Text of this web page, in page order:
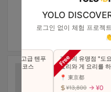
YOLO
로그인 없이 체험 프로젝
과 고급 텐푸
있는 코스
긴자의 유명점 "도요
요리와 게 요리를 하
서 사치스럽게 맛본다
능）
📍 東京都
¥13,800 → ¥0